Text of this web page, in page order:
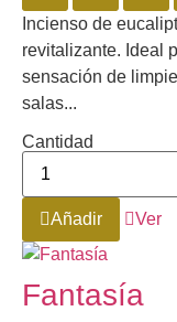
Incienso de
revitalizante. Ideal
sensación de
salas...
Cantidad
Añadir Ver
Fantasía